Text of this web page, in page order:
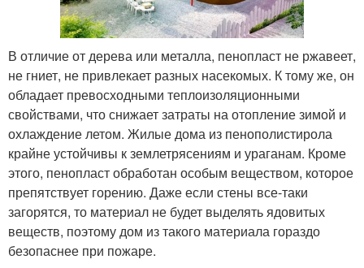
В отличие от дерева или металла, пенопласт не ржавеет,
не гниет, не привлекает разных насекомых. К тому же, он
обладает превосходными теплоизоляционными
свойствами, что снижает затраты на отопление зимой и
охлаждение летом. Жилые дома из пенополистирола
крайне устойчивы к землетрясениям и ураганам. Кроме
этого, пенопласт обработан особым веществом, которое
препятствует горению. Даже если стены все-таки
загорятся, то материал не будет выделять ядовитых
веществ, поэтому дом из такого материала гораздо
безопаснее при пожаре.